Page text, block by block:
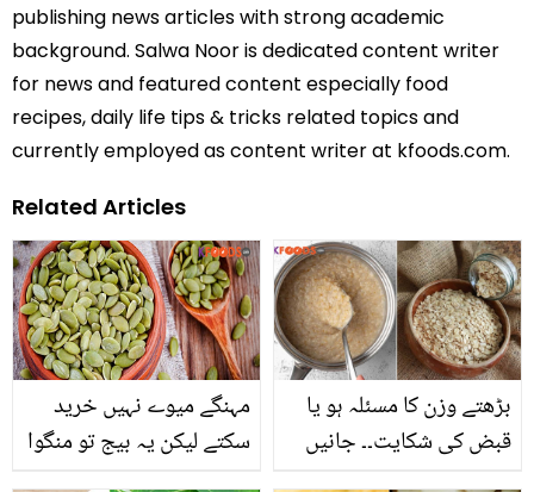
publishing news articles with strong academic
background. Salwa Noor is dedicated content writer
for news and featured content especially food
recipes, daily life tips & tricks related topics and
currently employed as content writer at kfoods.com.
Related Articles
مہنگے میوے نہیں خرید
سکتے لیکن یہ بیج تو منگوا
بڑھتے وزن کا مسئلہ ہو یا
قبض کی شکایت۔۔ جانیں